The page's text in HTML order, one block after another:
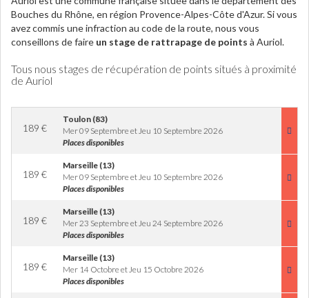
Bouches du Rhône, en région Provence-Alpes-Côte d'Azur. Si vous
avez commis une infraction au code de la route, nous vous
conseillons de faire un stage de rattrapage de points à Auriol.
Tous nous stages de récupération de points situés à proximité
de Auriol
189 €
Toulon (83)
Mer 09 Septembre et Jeu 10 Septembre 2026
Places disponibles
189 €
Marseille (13)
Mer 09 Septembre et Jeu 10 Septembre 2026
Places disponibles
189 €
Marseille (13)
Mer 23 Septembre et Jeu 24 Septembre 2026
Places disponibles
189 €
Marseille (13)
Mer 14 Octobre et Jeu 15 Octobre 2026
Places disponibles